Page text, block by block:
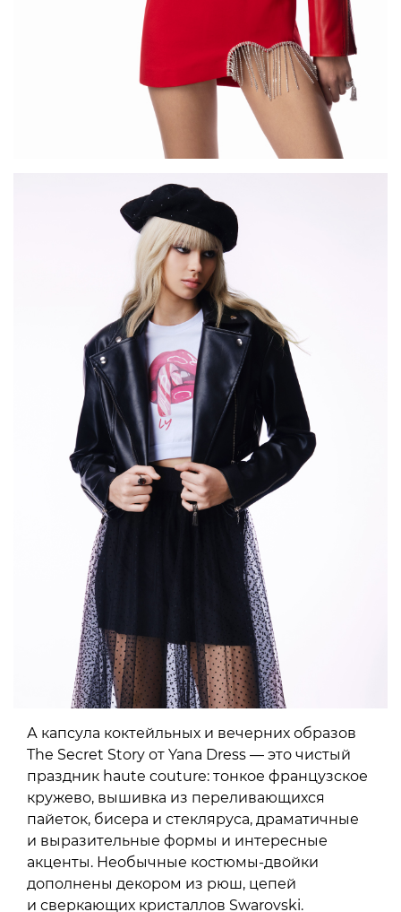
А капсула коктейльных и вечерних образов
The Secret Story от Yana Dress — это чистый
праздник haute couture: тонкое французское
кружево, вышивка из переливающихся
пайеток, бисера и стекляруса, драматичные
и выразительные формы и интересные
акценты. Необычные костюмы-двойки
дополнены декором из рюш, цепей
и сверкающих кристаллов Swarovski.